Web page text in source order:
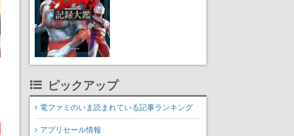
の円谷特撮も30作品以上
ピックアップ
電ファミのいま読まれている記事ランキング
アプリセール情報